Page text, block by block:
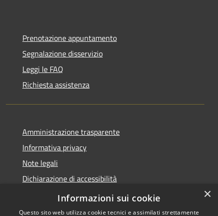
Prenotazione appuntamento
Segnalazione disservizio
Leggi le FAQ
Richiesta assistenza
Amministrazione trasparente
Informativa privacy
Note legali
Dichiarazione di accessibilità
×
Informazioni sui cookie
Questo sito web utilizza cookie tecnici e assimilati strettamente